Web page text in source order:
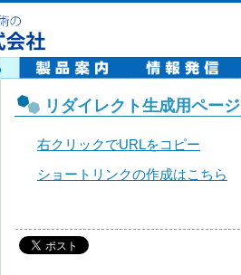
リダイレクト生成用ページ
右クリックでURLをコピー
ショートリンクの作成はこちら